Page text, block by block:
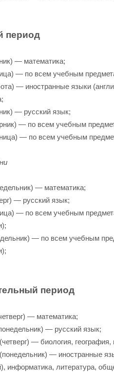
период
— математика;
— по всем учебным
— иностранные языки
— русский язык;
— по всем учебным
— по всем учебным
— математика;
— русский язык;
— по всем учебным
— по всем учебным
период
— математика;
— русский язык;
— биология, география,
— иностранные
информатика, литература,